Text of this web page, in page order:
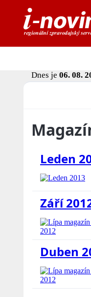
Dnes je 06. 08.
Leden
Září
Duben